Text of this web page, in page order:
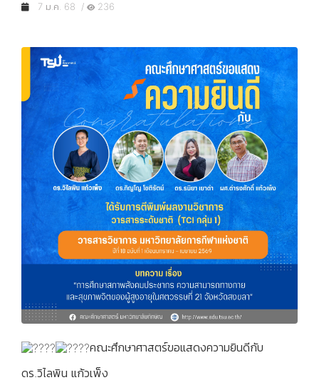
7 ม.ค. 68 / 236
คณะศึกษาศาสตร์ขอแสดงความยินดีกับ
ดร.วิไลพิน แก้วเพ็ง